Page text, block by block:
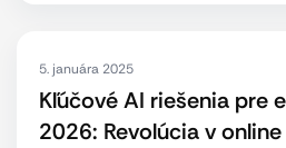
5. januára 2025
Kľúčové AI riešenia pre
2026: Revolúcia v